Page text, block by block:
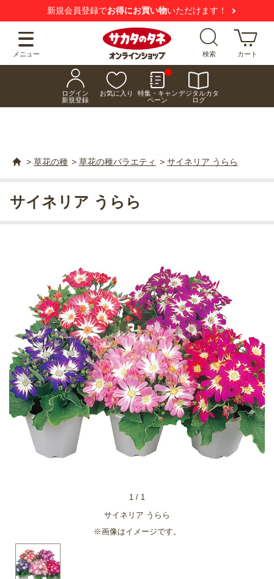
新規会員登録でお得にお買い物いただけます！
メニュー 検索 カート
ログイン
新規登録
お気に入り
特集・キャン
ペーン
デジタルカタ
ログ
> 草花の種 > 草花の種バラエティ > サイネリア うらら
サイネリア うらら
※画像はイメージです。
1 / 1
サイネリア うらら